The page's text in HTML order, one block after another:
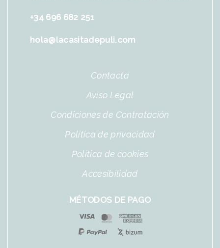
+34 696 682 251
hola@lacasitadepuli.com
Contacta
Aviso Legal
Condiciones de Contratación
Política de privacidad
Política de cookies
Accesibilidad
MÉTODOS DE PAGO